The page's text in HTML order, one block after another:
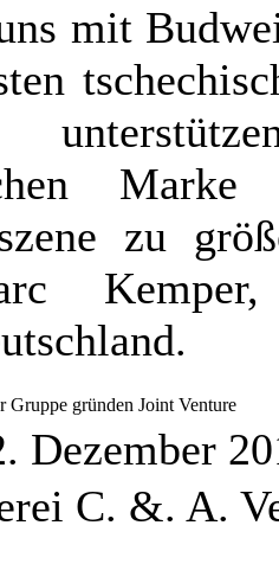
mit
zu
Kemper,
Gruppe gründen Joint Venture
Dezember
C. &. A.